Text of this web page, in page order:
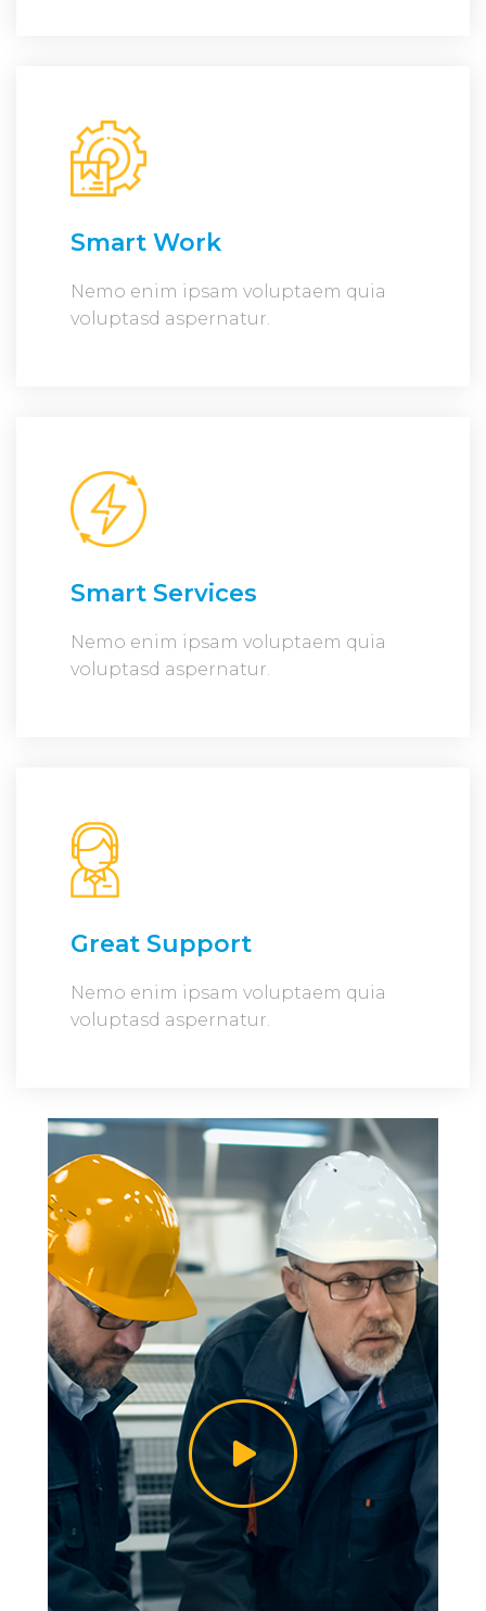
Smart Work
Nemo enim ipsam voluptaem quia
voluptasd aspernatur.
Smart Services
Nemo enim ipsam voluptaem quia
voluptasd aspernatur.
Great Support
Nemo enim ipsam voluptaem quia
voluptasd aspernatur.